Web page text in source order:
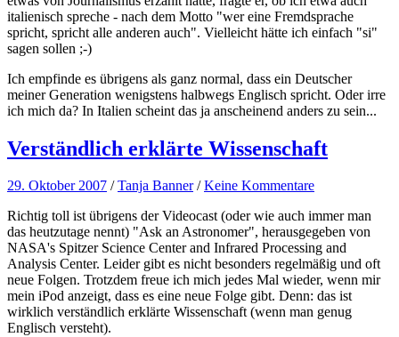
italienisch spreche - nach dem Motto "wer eine Fremdsprache
spricht, spricht alle anderen auch". Vielleicht hätte ich einfach "si"
sagen sollen ;-)
Ich empfinde es übrigens als ganz normal, dass ein Deutscher
meiner Generation wenigstens halbwegs Englisch spricht. Oder irre
ich mich da? In Italien scheint das ja anscheinend anders zu sein...
Verständlich erklärte Wissenschaft
29. Oktober 2007 /Tanja Banner /Keine Kommentare
Richtig toll ist übrigens der Videocast (oder wie auch immer man
das heutzutage nennt) "Ask an Astronomer", herausgegeben von
NASA's Spitzer Science Center and Infrared Processing and
Analysis Center. Leider gibt es nicht besonders regelmäßig und oft
neue Folgen. Trotzdem freue ich mich jedes Mal wieder, wenn mir
mein iPod anzeigt, dass es eine neue Folge gibt. Denn: das ist
wirklich verständlich erklärte Wissenschaft (wenn man genug
Englisch versteht).